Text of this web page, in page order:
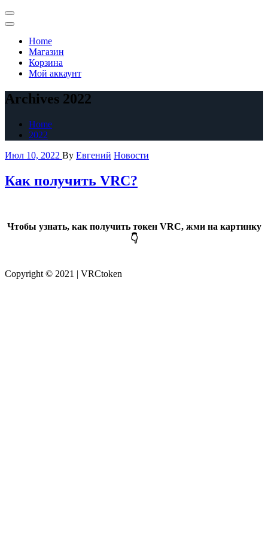
Skip
to
Home
Магазин
Корзина
Мой аккаунт
Archives 2022
Home
2022
Июл 10, 2022 By Евгений Новости
Как получить VRC?
Чтобы узнать, как получить токен VRC, жми на картинку
👇
Copyright © 2021 | VRCtoken